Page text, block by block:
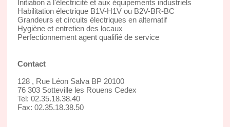
Initiation à l'électricité et aux équipements industriels
Habilitation électrique B1V-H1V ou B2V-BR-BC
Grandeurs et circuits électriques en alternatif
Hygiène et entretien des locaux
Perfectionnement agent qualifié de service
Contact
128 , Rue Léon Salva BP 20100
76 303 Sotteville les Rouens Cedex
Tel: 02.35.18.38.40
Fax: 02.35.18.38.50